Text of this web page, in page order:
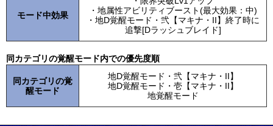
モード中効果
・地属性アビリティブースト(最大効果：中)
・地D覚醒モード・弐【マキナ・II】終了時に
追撃[Dラッシュブレイド]
同カテゴリの覚醒モード内での優先度順
同カテゴリの覚
醒モード
地D覚醒モード・弐【マキナ・II】
地D覚醒モード・壱【マキナ・II】
地覚醒モード